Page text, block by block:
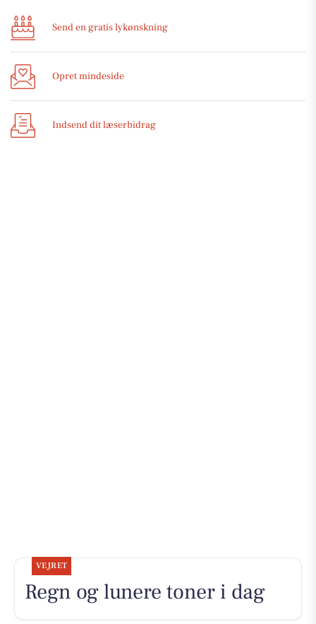
Send en gratis lykønskning
Opret mindeside
Indsend dit læserbidrag
VEJRET
Regn og lunere toner i dag